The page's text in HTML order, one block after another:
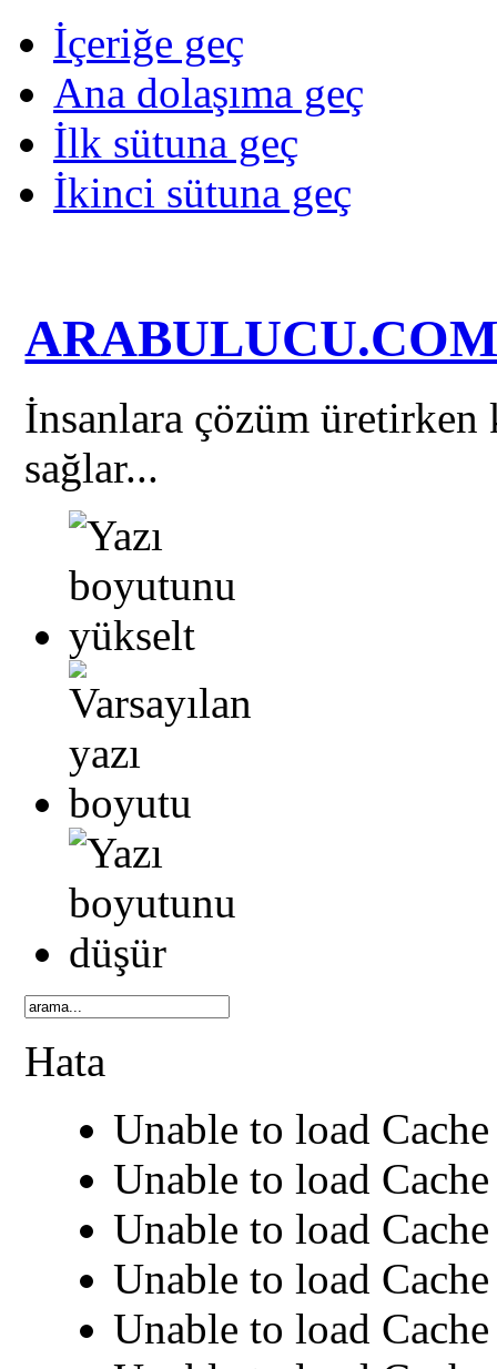
İçeriğe geç
Ana dolaşıma geç
İlk sütuna geç
İkinci sütuna geç
İnsanlara çözüm
sağlar...
Hata
Unable to load
Unable to load
Unable to load
Unable to load
Unable to load